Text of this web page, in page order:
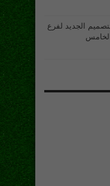
الجديد لفرع